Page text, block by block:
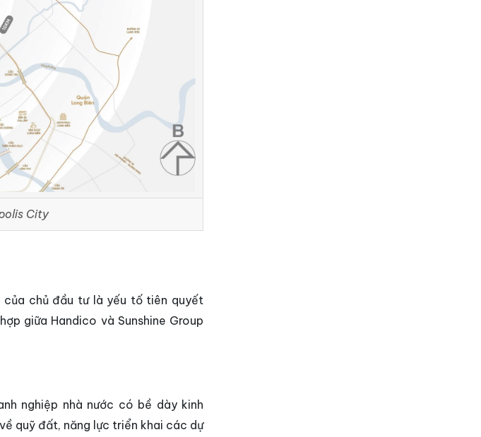
City
của chủ đầu tư là yếu tố tiên quyết
giữa Handico và Sunshine Group
nghiệp nhà nước có bề dày kinh
quỹ đất, năng lực triển khai các dự